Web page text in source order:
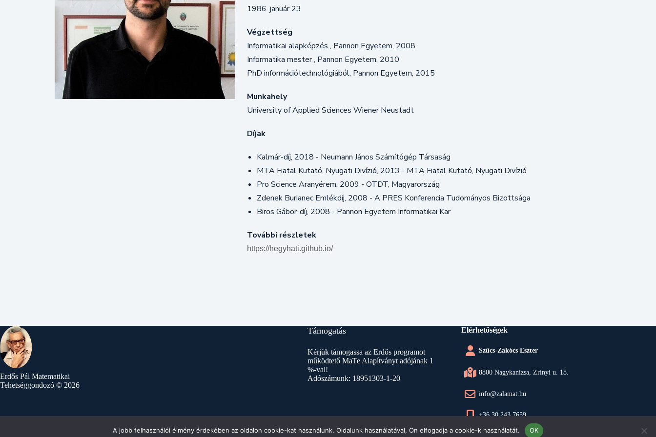
1986. január 23
Végzettség
Informatikai alapképzés , Pannon Egyetem, 2008
Informatika mester , Pannon Egyetem, 2010
PhD információtechnológiából, Pannon Egyetem, 2015
Munkahely
University of Applied Sciences Wiener Neustadt
Díjak
Kalmár-díj, 2018 - Neumann János Számítógép Társaság
MTA Fiatal Kutató, Nyugati Divízió, 2013 - MTA Fiatal Kutató, Nyugati Divízió
Pro Science Aranyérem, 2009 - OTDT, Magyarország
Zdenek Burianec Emlékdíj, 2008 - A PRES Konferencia Tudományos Bizottsága
Biros Gábor-díj, 2008 - Pannon Egyetem Informatikai Kar
További részletek
https://hegyhati.github.io/
Erdős Pál Matematikai
Tehetséggondozó © 2026
Támogatás
Kérjük támogassa az Erdős programot
működtető MaTe Alapítványt adójának 1
%-val!
Adószámunk: 18951303-1-20
Elérhetőségek
Szücs-Zakócs Eszter
8800 Nagykanizsa, Zrínyi u. 18.
info@zalamat.hu
+36 30 243 7659
A jobb felhasználói élmény érdekében az oldalon cookie-kat használunk. Oldalunk használatával, Ön elfogadja a cookie-k használatát. OK